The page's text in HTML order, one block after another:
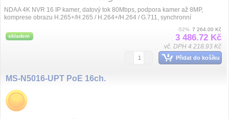
NDAA 4K NVR 16 IP kamer, datový tok 80Mbps, podpora kamer až 8MP,
komprese obrazu H.265+/H.265 / H.264+/H.264 / G.711, synchronní
skladem
-52% 7 264.00 Kč
3 486.72 Kč
vč. DPH 4 218.93 Kč
Přidat do košíku
MS-N5016-UPT PoE 16ch.